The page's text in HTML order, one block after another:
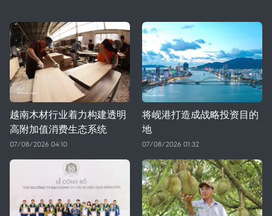
越南木材行业着力构建透明
高附加值消费生态系统
07/08/2026 04:10
将岘港打造成战略投资目的
地
07/08/2026 01:32